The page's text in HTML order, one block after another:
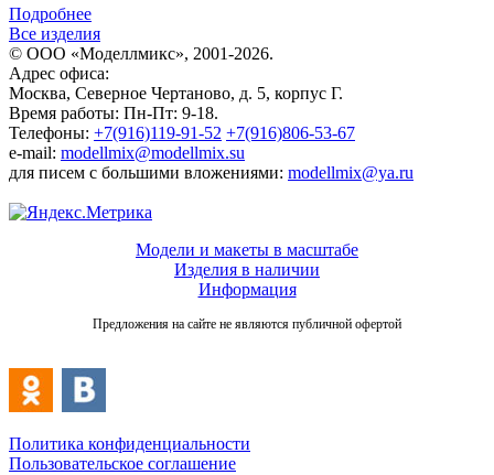
Подробнее
Все изделия
© ООО «Моделлмикс», 2001-2026.
Адрес офиса:
Москва, Северное Чертаново, д. 5, корпус Г.
Время работы: Пн-Пт: 9-18.
Телефоны: +7(916)119-91-52 +7(916)806-53-67
e-mail: modellmix@modellmix.su
для писем с большими вложениями: modellmix@ya.ru
Модели и макеты в масштабе
Изделия в наличии
Информация
Предложения на сайте не являются публичной офертой
Политика конфиденциальности
Пользовательское соглашение